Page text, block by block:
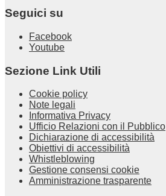
Seguici su
Facebook
Youtube
Sezione Link Utili
Cookie policy
Note legali
Informativa Privacy
Ufficio Relazioni con il Pubblico
Dichiarazione di accessibilità
Obiettivi di accessibilità
Whistleblowing
Gestione consensi cookie
Amministrazione trasparente